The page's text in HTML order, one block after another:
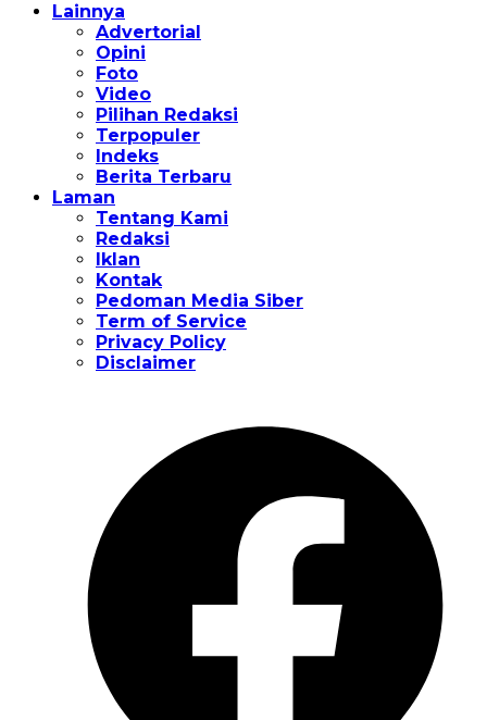
Lainnya
Advertorial
Opini
Foto
Video
Pilihan Redaksi
Terpopuler
Indeks
Berita Terbaru
Laman
Tentang Kami
Redaksi
Iklan
Kontak
Pedoman Media Siber
Term of Service
Privacy Policy
Disclaimer